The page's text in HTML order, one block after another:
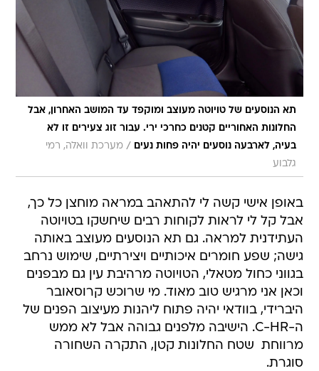
תא הנוסעים של טויוטה מעוצב ומוקפד עד המושב האחרון, אבל
החלונות האחוריים קטנים כחרכי ירי. עבור זוג צעירים זו לא
בעיה, לארבעה נוסעים יהיה פחות נעים
/ מערכת וואלה, רמי
גלבוע
באופן אישי קשה לי להתאהב במראה מוחצן כל כך,
אבל קל לי לראות לקוחות רבים שיחשקו בטויוטה
העתידנית למראה. גם תא הנוסעים מעוצב באותה
גישה; שפע חומרים איכותיים ויצירתיים, שימוש נרחב
בגווני כחול מטאלי, הטויוטה מרהיבת עין גם מבפנים 
וכאן אני מרגיש טוב מאוד. מי שרוכש קרוסאובר
היברידי, בוודאי יהיה פתוח ליהנות מעיצוב הפנים של
ה-C-HR. הישיבה מלפנים גבוהה אבל לא ממש
מרווחת  שטח החלונות קטן, התקרה השחורה
סוגרת.